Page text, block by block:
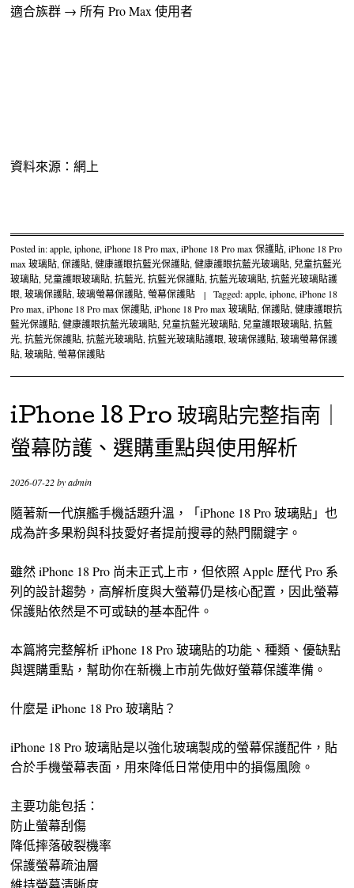
適合族群 → 所有 Pro Max 使用者
資料來源：網上
Posted in:apple,iphone,iPhone 18 Pro max,iPhone 18 Pro max 保護貼,iPhone 18 Pro
max 玻璃貼,保護貼,健康護眼抗藍光保護貼,健康護眼抗藍光玻璃貼, 兒童抗藍光
玻璃貼, 兒童護眼玻璃貼,抗藍光,抗藍光保護貼,抗藍光玻璃貼,抗藍光玻璃貼護
眼,玻璃保護貼,玻璃螢幕保護貼,螢幕保護貼 | Tagged:apple,iphone,iPhone 18
Pro max,iPhone 18 Pro max 保護貼,iPhone 18 Pro max 玻璃貼,保護貼,健康護眼抗
藍光保護貼,健康護眼抗藍光玻璃貼, 兒童抗藍光玻璃貼, 兒童護眼玻璃貼,抗藍
光,抗藍光保護貼,抗藍光玻璃貼,抗藍光玻璃貼護眼,玻璃保護貼,玻璃螢幕保護
貼,玻璃貼,螢幕保護貼
iPhone 18 Pro 玻璃貼完整指南｜
螢幕防護、選購重點與使用解析
2026-07-22byadmin
隨著新一代旗艦手機話題升溫，「iPhone 18 Pro 玻璃貼」也
成為許多果粉與科技愛好者提前搜尋的熱門關鍵字。
雖然 iPhone 18 Pro 尚未正式上市，但依照 Apple 歷代 Pro 系
列的設計趨勢，高解析度與大螢幕仍是核心配置，因此螢幕
保護貼依然是不可或缺的基本配件。
本篇將完整解析 iPhone 18 Pro 玻璃貼的功能、種類、優缺點
與選購重點，幫助你在新機上市前先做好螢幕保護準備。
什麼是 iPhone 18 Pro 玻璃貼？
iPhone 18 Pro 玻璃貼是以強化玻璃製成的螢幕保護配件，貼
合於手機螢幕表面，用來降低日常使用中的損傷風險。
主要功能包括：
防止螢幕刮傷
降低摔落破裂機率
保護螢幕疏油層